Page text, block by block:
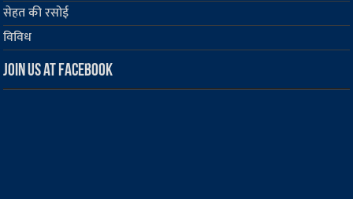
सेहत की रसोई
विविध
Join us at Facebook